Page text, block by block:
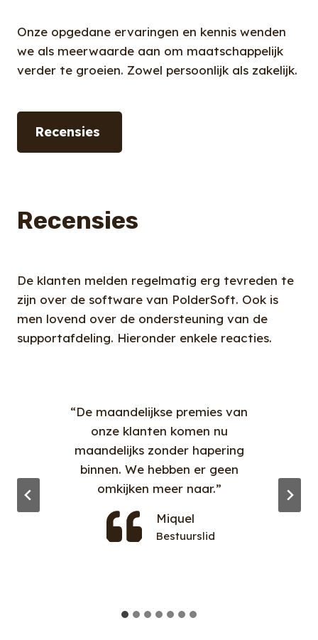
Onze opgedane ervaringen en kennis wenden
we als meerwaarde aan om maatschappelijk
verder te groeien. Zowel persoonlijk als zakelijk.
Recensies
Recensies
De klanten melden regelmatig erg tevreden te
zijn over de software van PolderSoft. Ook is
men lovend over de ondersteuning van de
supportafdeling. Hieronder enkele reacties.
“De maandelijkse premies van
onze klanten komen nu
maandelijks zonder hapering
binnen. We hebben er geen
omkijken meer naar.”
Miquel
Bestuurslid